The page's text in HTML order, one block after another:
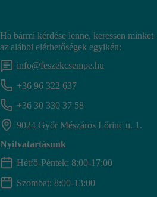
Ha bármi kérdése lenne, keressen minket
az alábbi elérhetőségek egyikén:
info@feszekcsempe.hu
+36 96 322 637
+36 30 330 37 58
9024 Győr Mészáros Lőrinc u. 1.
Nyitvatartásunk
Hétfő-Péntek: 8:00-17:00
Szombat: 8:00-13:00